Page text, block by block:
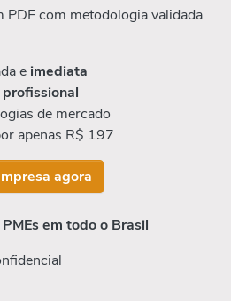
PDF com metodologia validada
e imediata
profissional
de mercado
apenas R$ 197
agora
em todo o Brasil